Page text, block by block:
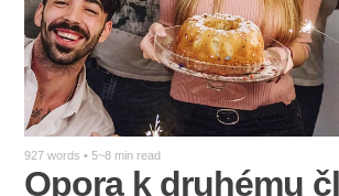
927 words • 5~8 min read
Opora k druhému